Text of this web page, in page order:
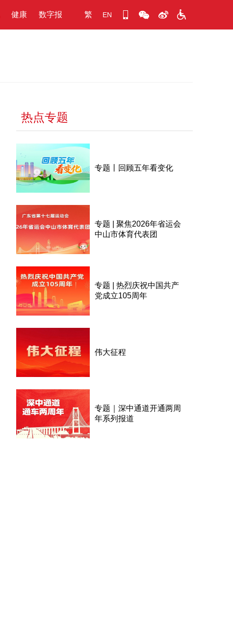
健康 数字报 繁 EN
热点专题
专题丨回顾五年看变化
专题 | 聚焦2026年省运会
中山市体育代表团
专题 | 热烈庆祝中国共产
党成立105周年
伟大征程
专题｜深中通道开通两周
年系列报道